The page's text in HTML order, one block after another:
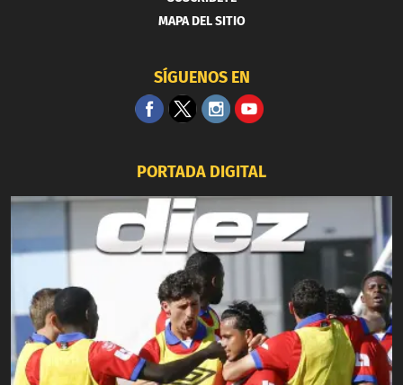
MAPA DEL SITIO
SÍGUENOS EN
PORTADA DIGITAL